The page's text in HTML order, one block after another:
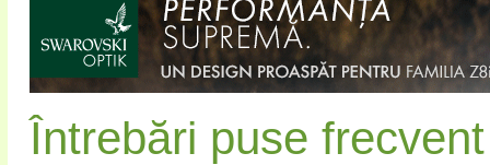
Întrebări puse frecvent